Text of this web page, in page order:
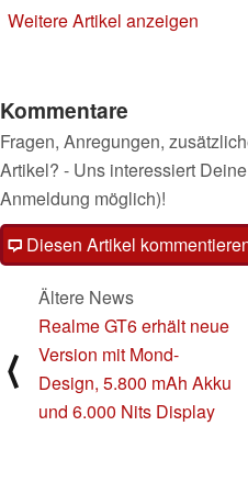
Controller-Support
Weitere Artikel anzeigen
Kommentare
Fragen, Anregungen,
Artikel? - Uns interessiert
Anmeldung möglich)!
Diesen Artikel
⟨
Ältere News
Realme GT6 erhält neue
Version mit Mond-
Design, 5.800 mAh Akku
und 6.000 Nits Display